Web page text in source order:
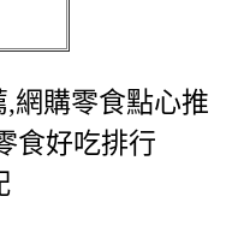
網購零食點心推
食好吃排行